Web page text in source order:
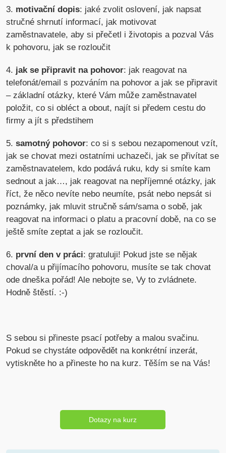
3. motivační dopis: jaké zvolit oslovení, jak napsat
stručné shrnutí informací, jak motivovat
zaměstnavatele, aby si přečetl i životopis a pozval Vás
k pohovoru, jak se rozloučit
4. jak se připravit na pohovor: jak reagovat na
telefonát/email s pozváním na pohovor a jak se připravit
– základní otázky, které Vám může zaměstnavatel
položit, co si obléct a obout, najít si předem cestu do
firmy a jít s předstihem
5.samotný pohovor: co si s sebou nezapomenout vzít,
jak se chovat mezi ostatními uchazeči, jak se přivítat se
zaměstnavatelem, kdo podává ruku, kdy si smíte kam
sednout a jak…, jak reagovat na nepříjemné otázky, jak
říct, že něco nevíte nebo neumíte, psát nebo nepsát si
poznámky, jak mluvit stručně sám/sama o sobě, jak
reagovat na informaci o platu a pracovní době, na co se
ještě smíte zeptat a jak se rozloučit.
6. první den v práci: gratuluji! Pokud jste se nějak
choval/a u přijímacího pohovoru, musíte se tak chovat
ode dneška pořád! Ale nebojte se, Vy to zvládnete.
Hodně štěstí. :-)
S sebou si přineste psací potřeby a malou svačinu.
Pokud se chystáte odpovědět na konkrétní inzerát,
vytiskněte ho a přineste ho na kurz. Těším se na Vás!
Dotazy na kurz